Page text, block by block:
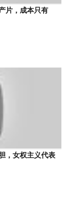
片，成本只有
，女权主义代表